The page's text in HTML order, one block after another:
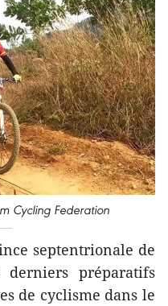
Cycling Federation
septentrionale de
préparatifs
de cyclisme dans le